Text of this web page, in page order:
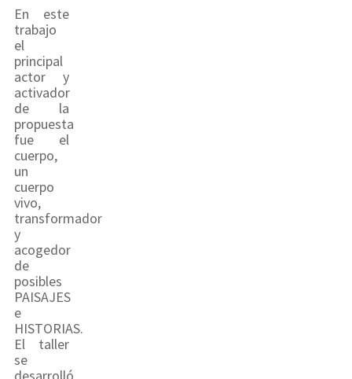
En este
trabajo
el
principal
actor y
activador
de la
propuesta
fue el
cuerpo,
un
cuerpo
vivo,
transformador
y
acogedor
de
posibles
PAISAJES
e
HISTORIAS.
El taller
se